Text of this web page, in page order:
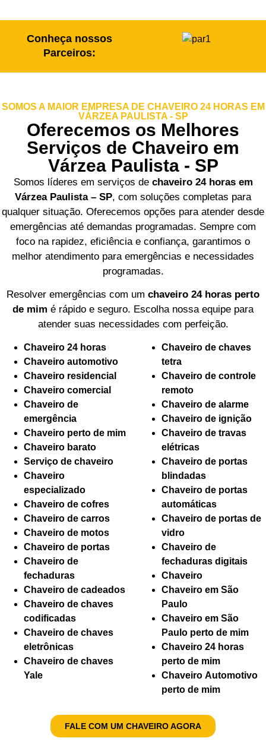
Conheça nossos
Parceiros:
SOMOS A MAIOR EMPRESA DE CHAVEIRO 24 HORAS EM
VÁRZEA PAULISTA - SP
Oferecemos os Melhores
Serviços de Chaveiro em
Várzea Paulista - SP
Somos líderes em serviços de chaveiro 24 horas em
Várzea Paulista – SP, com soluções completas para
qualquer situação. Oferecemos opções para atender desde
emergências até demandas programadas. Sempre com
foco na rapidez, eficiência e confiança, garantimos o
melhor atendimento para emergências e necessidades
programadas.
Resolver emergências com um chaveiro 24 horas perto
de mim é rápido e seguro. Escolha nossa equipe para
atender suas necessidades com perfeição.
Chaveiro 24 horas
Chaveiro automotivo
Chaveiro residencial
Chaveiro comercial
Chaveiro de
emergência
Chaveiro perto de mim
Chaveiro barato
Serviço de chaveiro
Chaveiro
especializado
Chaveiro de cofres
Chaveiro de carros
Chaveiro de motos
Chaveiro de portas
Chaveiro de
fechaduras
Chaveiro de cadeados
Chaveiro de chaves
codificadas
Chaveiro de chaves
eletrônicas
Chaveiro de chaves
Yale
Chaveiro de chaves
tetra
Chaveiro de controle
remoto
Chaveiro de alarme
Chaveiro de ignição
Chaveiro de travas
elétricas
Chaveiro de portas
blindadas
Chaveiro de portas
automáticas
Chaveiro de portas de
vidro
Chaveiro de
fechaduras digitais
Chaveiro
Chaveiro em São
Paulo
Chaveiro em São
Paulo perto de mim
Chaveiro 24 horas
perto de mim
Chaveiro Automotivo
perto de mim
FALE COM UM CHAVEIRO AGORA